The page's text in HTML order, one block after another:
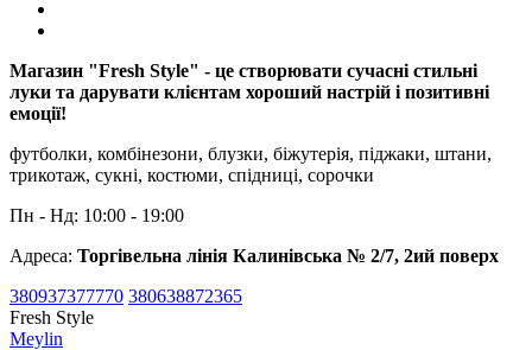
Магазин "Fresh Style" - це створювати сучасні стильні
луки та дарувати клієнтам хороший настрій і позитивні
емоції!
футболки, комбінезони, блузки, біжутерія, піджаки, штани,
трикотаж, сукні, костюми, спідниці, сорочки
Пн - Нд: 10:00 - 19:00
Адреса: Торгівельна лінія Калинівська № 2/7, 2ий поверх
380937377770 380638872365
Fresh Style
Meylin